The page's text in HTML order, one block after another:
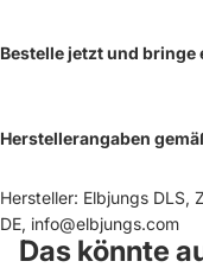
Bestelle jetzt und bringe
Herstellerangaben
Hersteller: Elbjungs DLS,
DE, info@elbjungs.com
Das könnte